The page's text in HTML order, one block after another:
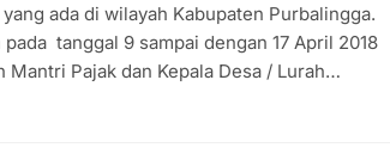
ada di wilayah Kabupaten Purbalingga.
tanggal 9 sampai dengan 17 April 2018
Mantri Pajak dan Kepala Desa / Lurah…